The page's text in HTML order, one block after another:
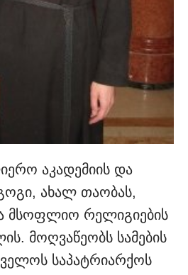
აკადემიის და
ახალ თაობას,
მსოფლიო რელიგიების
მოღვაწეობს სამების
საპატრიარქოს